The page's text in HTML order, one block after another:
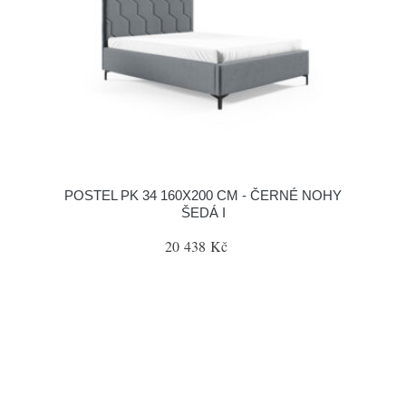
POSTEL PK 34 160X200 CM - ČERNÉ NOHY
ŠEDÁ I
20 438 Kč